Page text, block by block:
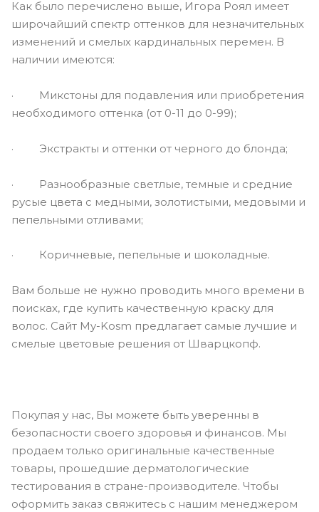
Как было перечислено выше, Игора Роял имеет
широчайший спектр оттенков для незначительных
изменений и смелых кардинальных перемен. В
наличии имеются:
· Микстоны для подавления или приобретения
необходимого оттенка (от 0-11 до 0-99);
· Экстракты и оттенки от черного до блонда;
· Разнообразные светлые, темные и средние
русые цвета с медными, золотистыми, медовыми и
пепельными отливами;
· Коричневые, пепельные и шоколадные.
Вам больше не нужно проводить много времени в
поисках, где купить качественную краску для
волос. Сайт My-Kosm предлагает самые лучшие и
смелые цветовые решения от Шварцкопф.
Покупая у нас, Вы можете быть уверенны в
безопасности своего здоровья и финансов. Мы
продаем только оригинальные качественные
товары, прошедшие дерматологические
тестирования в стране-производителе. Чтобы
оформить заказ свяжитесь с нашим менеджером